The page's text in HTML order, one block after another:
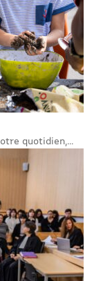
quotidien,...